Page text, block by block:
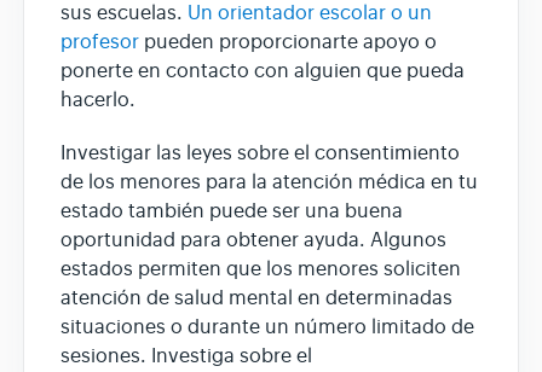
sus escuelas. Un orientador escolar o un
profesor pueden proporcionarte apoyo o
ponerte en contacto con alguien que pueda
hacerlo.
Investigar las leyes sobre el consentimiento
de los menores para la atención médica en tu
estado también puede ser una buena
oportunidad para obtener ayuda. Algunos
estados permiten que los menores soliciten
atención de salud mental en determinadas
situaciones o durante un número limitado de
sesiones. Investiga sobre el